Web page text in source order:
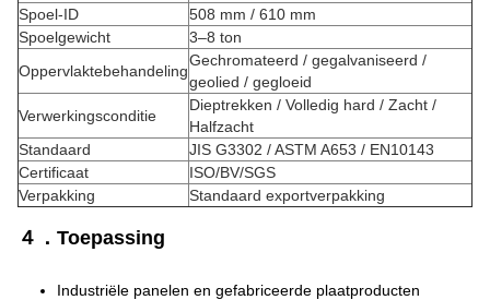
Spoel-ID
508 mm / 610 mm
Spoelgewicht
3–8 ton
Oppervlaktebehandeling
Gechromateerd / gegalvaniseerd /
geolied / gegloeid
Verwerkingsconditie
Dieptrekken / Volledig hard / Zacht /
Halfzacht
Standaard
JIS G3302 / ASTM A653 / EN10143
Certificaat
ISO/BV/SGS
Verpakking
Standaard exportverpakking
４．Toepassing
Industriële panelen en gefabriceerde plaatproducten